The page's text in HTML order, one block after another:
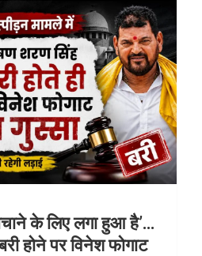
के लिए लगा हुआ है’…
होने पर विनेश फोगाट